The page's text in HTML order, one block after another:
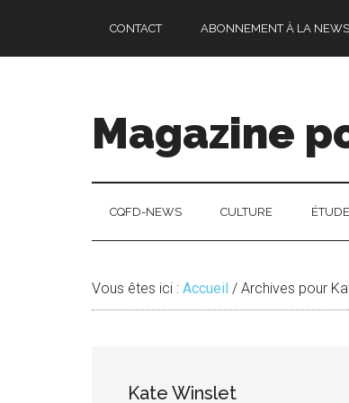
contenu
secondary
la
CONTACT ABONNEMENT À LA
Magazine
CQFD-NEWS CULTURE
Vous êtes ici : Accueil / Archives pour
Kate Winslet